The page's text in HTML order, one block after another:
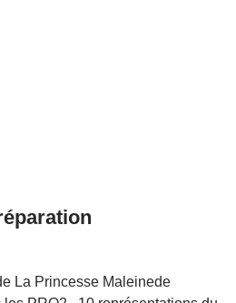
La Princesse Maleinede